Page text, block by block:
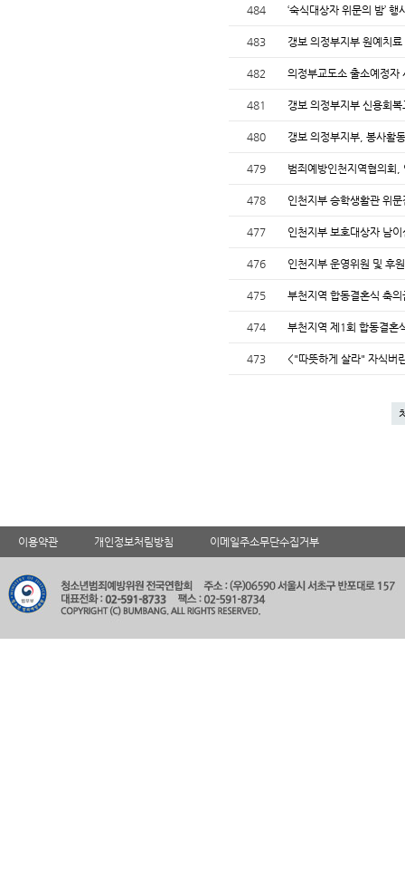
484 ‘숙식대상자 위문의 밤’ 행
483 갱보 의정부지부 원예치
482 의정부교도소 출소예정자
481 갱보 의정부지부 신용회
480 갱보 의정부지부, 봉사활
479 범죄예방인천지역협의회
478 인천지부 승학생활관 위
477 인천지부 보호대상자 남
476 인천지부 운영위원 및 후
475 부천지역 합동결혼식 축
474 부천지역 제1회 합동결혼
473 <"따뜻하게 살라" 자식버
이용약관 개인정보처림방침 이메일주소무단수집거부